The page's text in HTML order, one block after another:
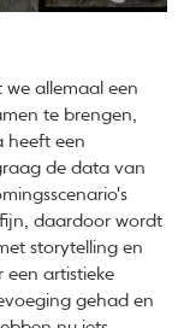
we allemaal een
te brengen,
heeft een
de data van
fijn, daardoor wordt
storytelling en
een artistieke
gehad en